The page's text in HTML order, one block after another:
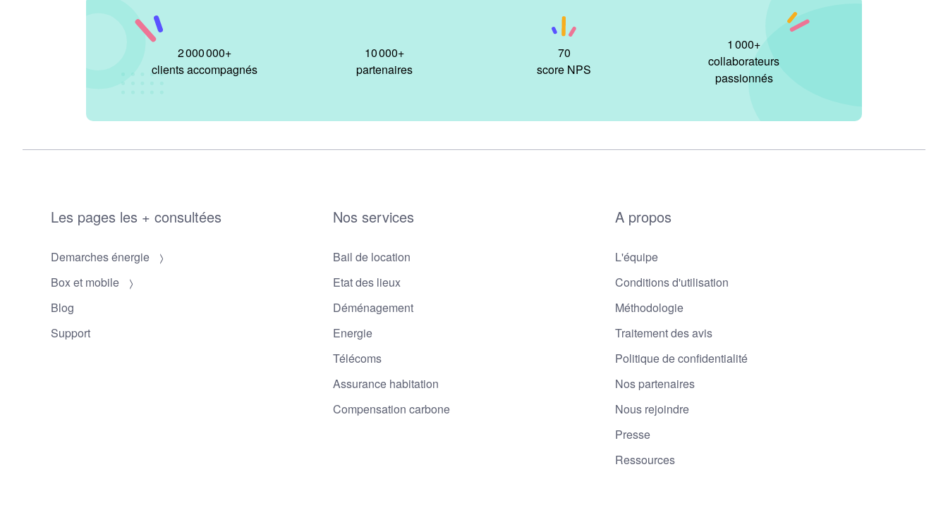
2 000 000+
clients accompagnés
10 000+
partenaires
70
score NPS
1 000+
collaborateurs
passionnés
Les pages les + consultées
Demarches énergie
Box et mobile
Blog
Support
Nos services
Bail de location
Etat des lieux
Déménagement
Energie
Télécoms
Assurance habitation
Compensation carbone
A propos
L'équipe
Conditions d'utilisation
Méthodologie
Traitement des avis
Politique de confidentialité
Nos partenaires
Nous rejoindre
Presse
Ressources